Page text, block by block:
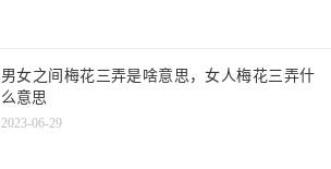
男女之间梅花三弄是啥意思，女人梅花三弄什
么意思
2023-06-29